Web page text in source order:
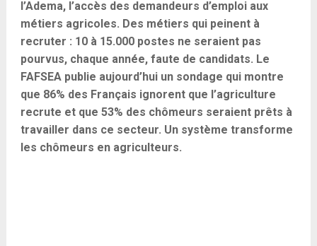
l’Adema, l’accès des demandeurs d’emploi aux
métiers agricoles. Des métiers qui peinent à
recruter : 10 à 15.000 postes ne seraient pas
pourvus, chaque année, faute de candidats. Le
FAFSEA publie aujourd’hui un sondage qui montre
que 86% des Français ignorent que l’agriculture
recrute et que 53% des chômeurs seraient prêts à
travailler dans ce secteur. Un système transforme
les chômeurs en agriculteurs.